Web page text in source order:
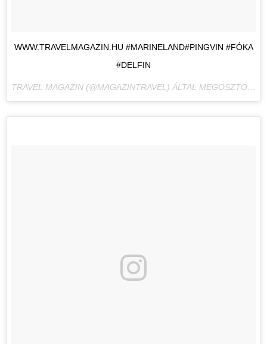
WWW.TRAVELMAGAZIN.HU #MARINELAND#PINGVIN #FÓKA
#DELFIN
TRAVEL MAGAZIN (@MAGAZINTRAVEL) ÁLTAL MEGOSZTOTT BEJEGYZÉS,